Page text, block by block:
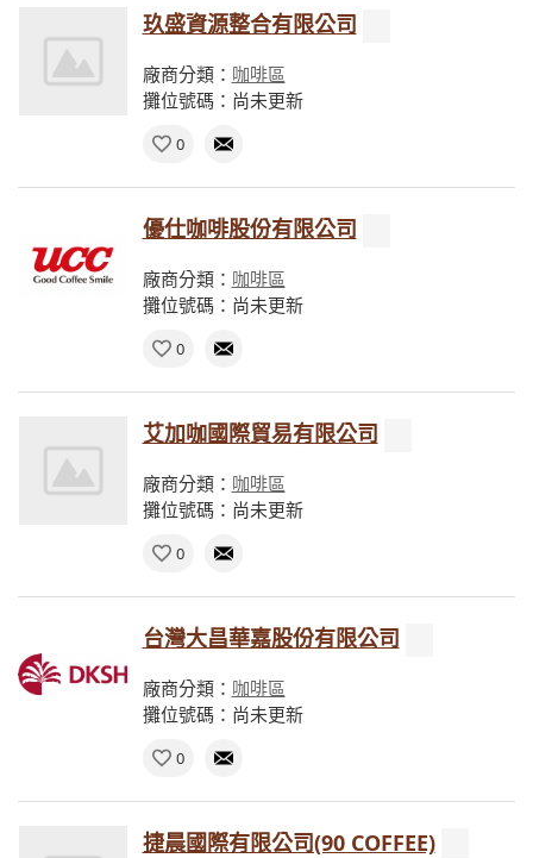
玖盛資源整合有限公司
廠商分類： 咖啡區
攤位號碼：尚未更新
0
優仕咖啡股份有限公司
廠商分類： 咖啡區
攤位號碼：尚未更新
0
艾加咖國際貿易有限公司
廠商分類： 咖啡區
攤位號碼：尚未更新
0
台灣大昌華嘉股份有限公司
廠商分類： 咖啡區
攤位號碼：尚未更新
0
捷晨國際有限公司(90 COFFEE)